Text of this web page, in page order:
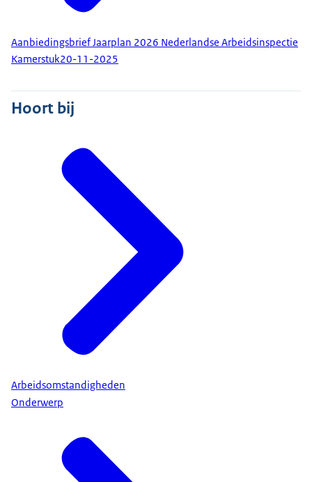
Aanbiedingsbrief Jaarplan 2026 Nederlandse Arbeidsinspectie
Kamerstuk20-11-2025
Hoort bij
Arbeidsomstandigheden
Onderwerp